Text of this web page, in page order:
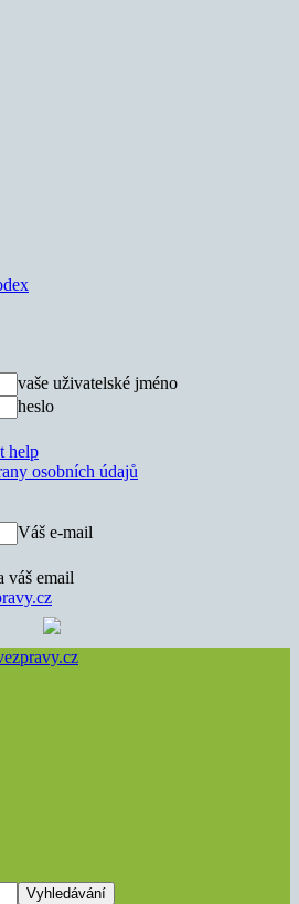
vaše uživatelské jméno
heslo
help
osobních údajů
Váš e-mail
váš email